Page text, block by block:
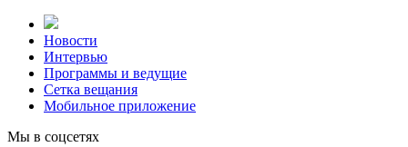
Новости
Интервью
Программы и ведущие
Сетка вещания
Мобильное приложение
Мы в соцсетях